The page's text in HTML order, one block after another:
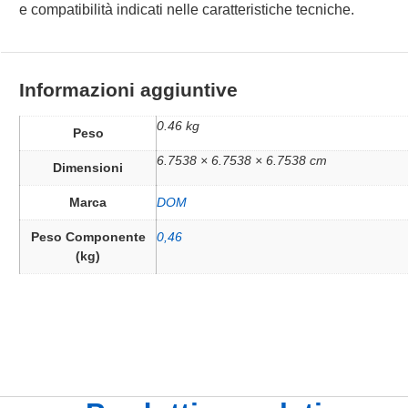
e compatibilità indicati nelle caratteristiche tecniche.
Informazioni aggiuntive
Peso 0.46 kg
Dimensioni 6.7538 × 6.7538 × 6.7538 cm
Marca DOM
Peso Componente
(kg)
0,46